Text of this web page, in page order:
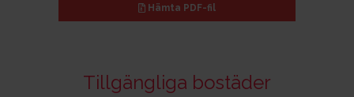
Hämta PDF-fil
Tillgängliga bostäder